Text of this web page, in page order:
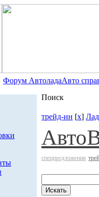
Форум АвтоладаАвто
Поиск
трейд-ин [x]
спецпредложения